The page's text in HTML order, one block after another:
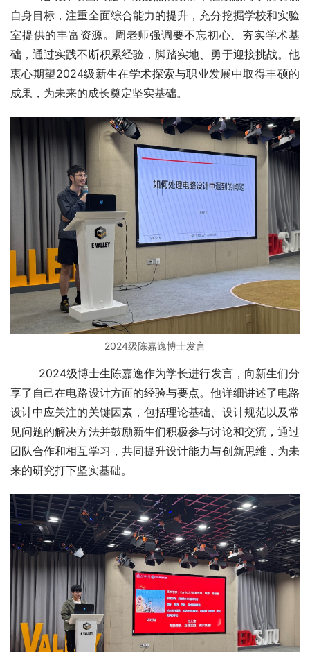
自身目标，注重全面综合能力的提升，充分挖掘学校和实验
室提供的丰富资源。周老师强调要不忘初心、夯实学术基
础，通过实践不断积累经验，脚踏实地、勇于迎接挑战。他
衷心期望2024级新生在学术探索与职业发展中取得丰硕的
成果，为未来的成长奠定坚实基础。
2024级陈嘉逸博士发言
享了自己在电路设计方面的经验与要点。他详细讲述了电路
设计中应关注的关键因素，包括理论基础、设计规范以及常
见问题的解决方法并鼓励新生们积极参与讨论和交流，通过
团队合作和相互学习，共同提升设计能力与创新思维，为未
来的研究打下坚实基础。